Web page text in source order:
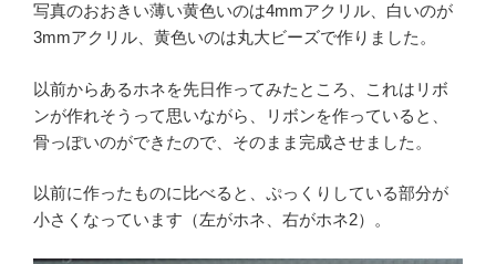
写真のおおきい薄い黄色いのは4mmアクリル、白いのが
3mmアクリル、黄色いのは丸大ビーズで作りました。
以前からあるホネを先日作ってみたところ、これはリボ
ンが作れそうって思いながら、リボンを作っていると、
骨っぽいのができたので、そのまま完成させました。
以前に作ったものに比べると、ぷっくりしている部分が
小さくなっています（左がホネ、右がホネ2）。